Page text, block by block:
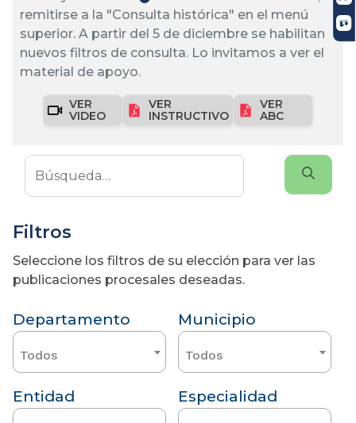
remitirse a la "Consulta histórica" en el menú
superior. A partir del 5 de diciembre se habilitan
nuevos filtros de consulta. Lo invitamos a ver el
material de apoyo.
VER
VIDEO
VER
INSTRUCTIVO
VER
ABC
Filtros
Seleccione los filtros de su elección para ver las
publicaciones procesales deseadas.
Departamento
Todos
Municipio
Todos
Entidad Especialidad